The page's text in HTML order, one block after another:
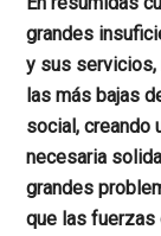
grandes
y sus servicios,
las más bajas
social, creando
necesaria
grandes
que las